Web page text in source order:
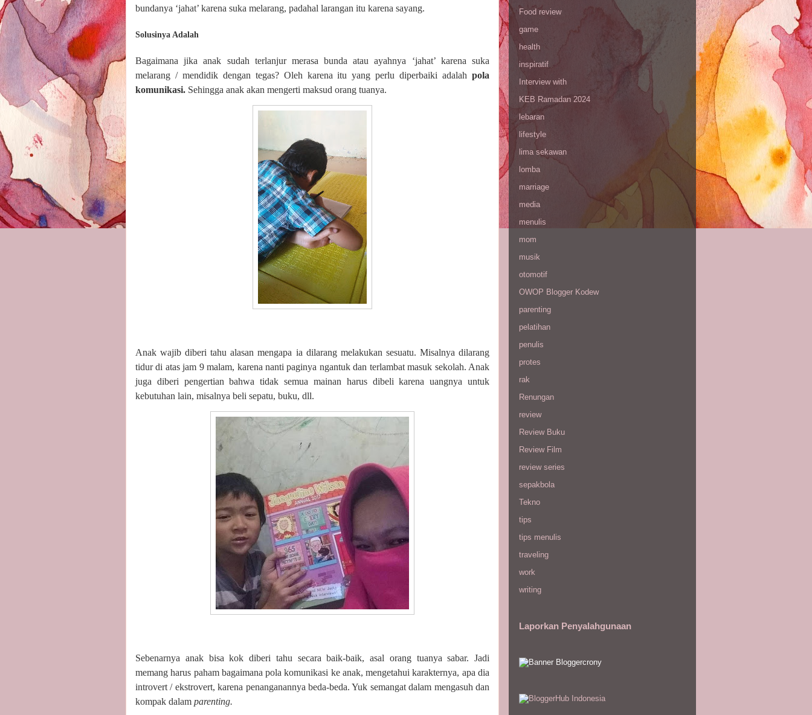
bundanya ‘jahat’ karena suka melarang, padahal larangan itu karena sayang.
Solusinya Adalah
Bagaimana jika anak sudah terlanjur merasa bunda atau ayahnya ‘jahat’ karena suka
melarang / mendidik dengan tegas? Oleh karena itu yang perlu diperbaiki adalah pola
komunikasi. Sehingga anak akan mengerti maksud orang tuanya.
Anak wajib diberi tahu alasan mengapa ia dilarang melakukan sesuatu. Misalnya dilarang
tidur di atas jam 9 malam, karena nanti paginya ngantuk dan terlambat masuk sekolah. Anak
juga diberi pengertian bahwa tidak semua mainan harus dibeli karena uangnya untuk
kebutuhan lain, misalnya beli sepatu, buku, dll.
Sebenarnya anak bisa kok diberi tahu secara baik-baik, asal orang tuanya sabar. Jadi
memang harus paham bagaimana pola komunikasi ke anak, mengetahui karakternya, apa dia
introvert / ekstrovert, karena penanganannya beda-beda. Yuk semangat dalam mengasuh dan
kompak dalam parenting.
Food review
game
health
inspiratif
Interview with
KEB Ramadan 2024
lebaran
lifestyle
lima sekawan
lomba
marriage
media
menulis
mom
musik
otomotif
OWOP Blogger Kodew
parenting
pelatihan
penulis
protes
rak
Renungan
review
Review Buku
Review Film
review series
sepakbola
Tekno
tips
tips menulis
traveling
work
writing
Laporkan Penyalahgunaan